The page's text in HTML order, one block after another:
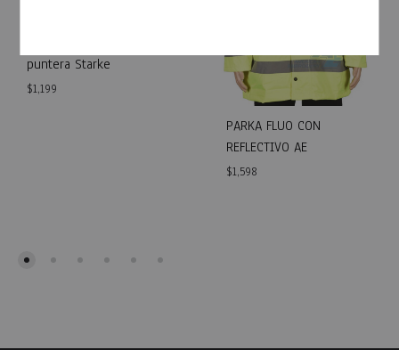
puntera Starke
$1,199
PARKA FLUO CON
REFLECTIVO AE
$1,598